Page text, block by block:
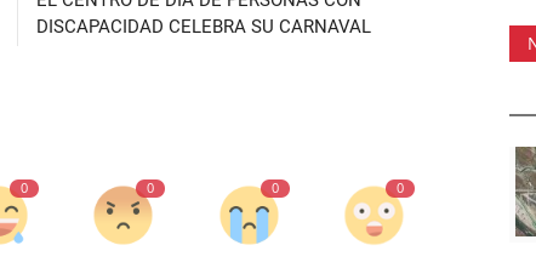
DISCAPACIDAD CELEBRA SU CARNAVAL
0 0 0 0